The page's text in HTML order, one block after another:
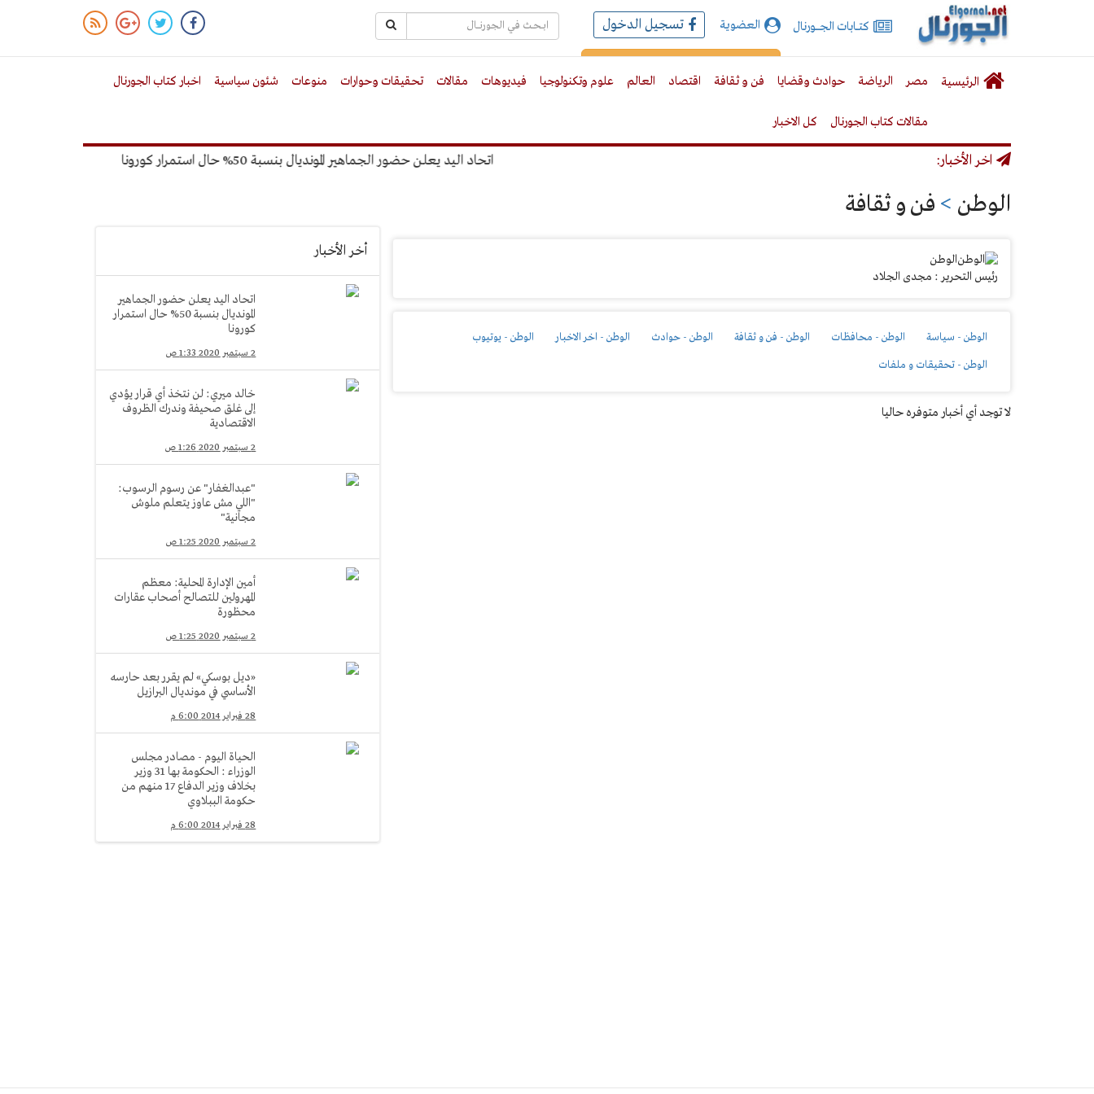
الجورنال
نت
كتـــابات الجـــــورنال العضوية تسجيل الدخول
الرئيسية مصر الرياضة حوادث وقضايا فن و ثقافة اقتصاد العالم علوم وتكنولوجيا فيديوهات مقالات تحقيقات وحوارات منوعات شئون سياسية اخبار كتاب الجورنال
مقالات كتاب الجورنال كل الاخبار
اخر الأخبار: اتحاد اليد يعلن حضور الجماهير المونديال بنسبة 50% حال استمرار كورونا
الوطن > فن و ثقافة
الوطن
رئيس التحرير : مجدى الجلاد
الوطن - سياسة الوطن - محافظات الوطن - فن و ثقافة الوطن - حوادث الوطن - اخر الاخبار
الوطن - يوتيوب
الوطن - تحقيقات و ملفات
لا توجد أي أخبار متوفره حاليا
أخر الأخبار
اتحاد اليد يعلن حضور الجماهير
المونديال بنسبة 50% حال استمرار
كورونا
2 سبتمبر 2020 1:33 ص
خالد ميري: لن نتخذ أي قرار يؤدي
إلى غلق صحيفة وندرك الظروف
الاقتصادية
2 سبتمبر 2020 1:26 ص
"عبدالغفار" عن رسوم الرسوب:
"اللي مش عاوز يتعلم ملوش
مجانية"
2 سبتمبر 2020 1:25 ص
أمين الإدارة المحلية: معظم
المهرولين للتصالح أصحاب عقارات
محظورة
2 سبتمبر 2020 1:25 ص
«ديل بوسكي» لم يقرر بعد حارسه
الأساسي في مونديال البرازيل
28 فبراير 2014 6:00 م
الحياة اليوم - مصادر مجلس
الوزراء : الحكومة بها 31 وزير
بخلاف وزير الدفاع 17 منهم من
حكومة الببلاوي
28 فبراير 2014 6:00 م